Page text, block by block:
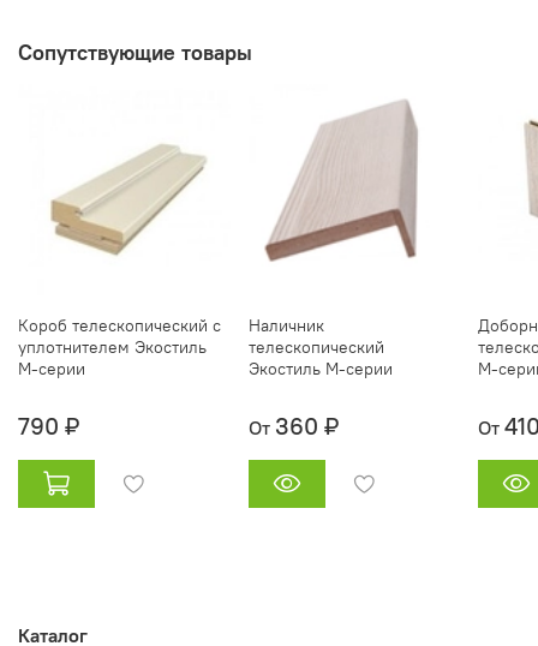
Сопутствующие товары
Короб телескопический с
уплотнителем Экостиль
М-серии
790 ₽
Наличник
телескопический
Экостиль М-серии
От 360 ₽
М-
От
Каталог